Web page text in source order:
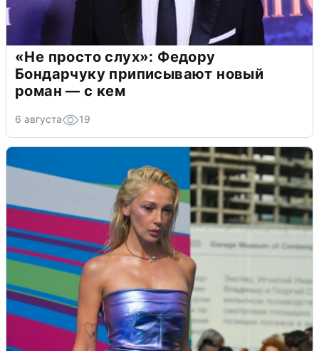
«Не просто слух»: Федору
Бондарчуку приписывают новый
роман — с кем
6 августа 19